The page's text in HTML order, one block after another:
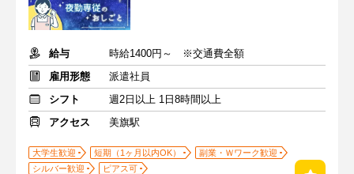
給与
時給1400円～ ※交通費全額
雇用形態
派遣社員
シフト
週2日以上 1日8時間以上
アクセス
美旗駅
大学生歓迎 短期（1ヶ月以内OK）
副業・Ｗワーク歓迎
シルバー歓迎
ピアス可